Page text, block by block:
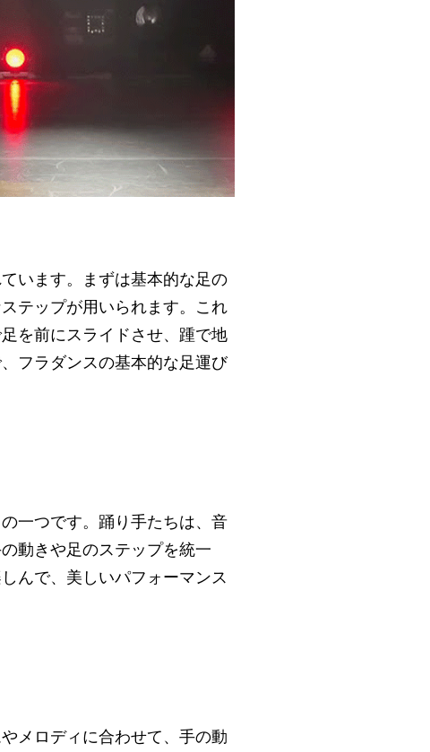
います。まずは基本的な足の
テップが用いられます。これ
を前にスライドさせ、踵で地
フラダンスの基本的な足運び
一つです。踊り手たちは、音
動きや足のステップを統一
んで、美しいパフォーマンス
メロディに合わせて、手の動